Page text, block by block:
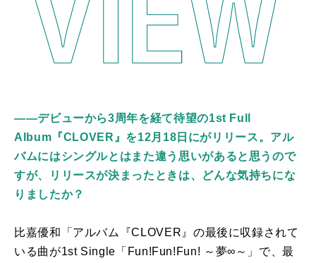
――デビューから3周年を経て待望の1st Full
Album『CLOVER』を12月18日にがリリース。アル
バムにはシングルとはまた違う思いがあると思うので
すが、リリースが決まったときは、どんな気持ちにな
りましたか？
比嘉優和「アルバム『CLOVER 』の最後に収録されて
いる曲が1st Single 「 Fun!Fun!Fun! ～夢∞ ～」で、最